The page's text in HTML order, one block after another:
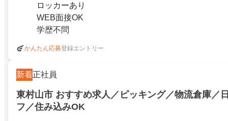
ロッカーあり
WEB面接OK
学歴不問
かんたん応募登録エントリー
新着正社員
東村山市 おすすめ求人／ピッキング／物流倉庫／
フ／住み込みOK